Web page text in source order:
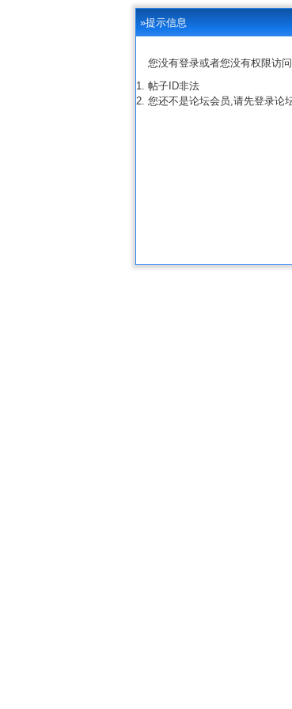
»提示信息
您没有登录或者您没有权限访
帖子ID非法
您还不是论坛会员,请先登录论